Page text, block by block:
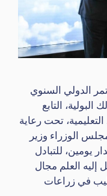
الدولي السنوي
التابع
تحت رعاية
الوزراء وزير
يومين، للتبادل
العلم مجال
في زراعات